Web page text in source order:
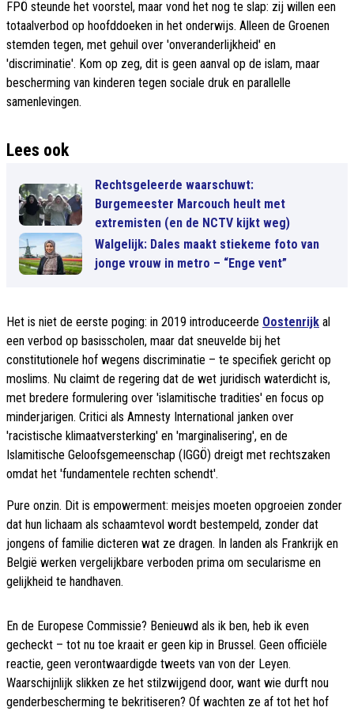
FPÖ steunde het voorstel, maar vond het nog te slap: zij willen een
totaalverbod op hoofddoeken in het onderwijs. Alleen de Groenen
stemden tegen, met gehuil over 'onveranderlijkheid' en
'discriminatie'. Kom op zeg, dit is geen aanval op de islam, maar
bescherming van kinderen tegen sociale druk en parallelle
samenlevingen.
Lees ook
Rechtsgeleerde waarschuwt:
Burgemeester Marcouch heult met
extremisten (en de NCTV kijkt weg)
Walgelijk: Dales maakt stiekeme foto van
jonge vrouw in metro – “Enge vent”
Het is niet de eerste poging: in 2019 introduceerde Oostenrijk al
een verbod op basisscholen, maar dat sneuvelde bij het
constitutionele hof wegens discriminatie – te specifiek gericht op
moslims. Nu claimt de regering dat de wet juridisch waterdicht is,
met bredere formulering over 'islamitische tradities' en focus op
minderjarigen. Critici als Amnesty International janken over
'racistische klimaatversterking' en 'marginalisering', en de
Islamitische Geloofsgemeenschap (IGGÖ) dreigt met rechtszaken
omdat het 'fundamentele rechten schendt'.
Pure onzin. Dit is empowerment: meisjes moeten opgroeien zonder
dat hun lichaam als schaamtevol wordt bestempeld, zonder dat
jongens of familie dicteren wat ze dragen. In landen als Frankrijk en
België werken vergelijkbare verboden prima om secularisme en
gelijkheid te handhaven.
En de Europese Commissie? Benieuwd als ik ben, heb ik even
gecheckt – tot nu toe kraait er geen kip in Brussel. Geen officiële
reactie, geen verontwaardigde tweets van von der Leyen.
Waarschijnlijk slikken ze het stilzwijgend door, want wie durft nou
genderbescherming te bekritiseren? Of wachten ze af tot het hof